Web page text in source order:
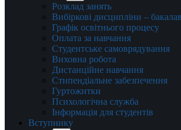
Розклад занять
Вибіркові дисципліни –
Графік освітнього процесу
Оплата за навчання
Студентське самоврядування
Виховна робота
Дистанційне навчання
Стипендіальне забезпечення
Гуртожитки
Психологічна служба
Інформація для студентів
Вступнику